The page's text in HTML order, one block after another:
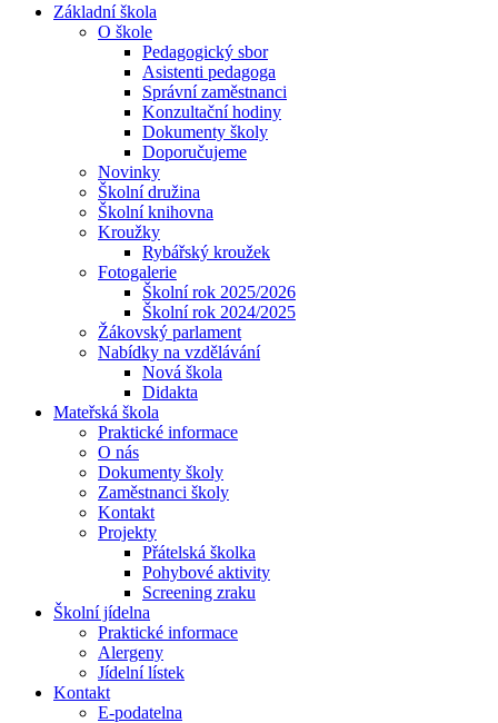
Základní škola
O škole
Pedagogický sbor
Asistenti pedagoga
Správní zaměstnanci
Konzultační hodiny
Dokumenty školy
Doporučujeme
Novinky
Školní družina
Školní knihovna
Kroužky
Rybářský kroužek
Fotogalerie
Školní rok 2025/2026
Školní rok 2024/2025
Žákovský parlament
Nabídky na vzdělávání
Nová škola
Didakta
Mateřská škola
Praktické informace
O nás
Dokumenty školy
Zaměstnanci školy
Kontakt
Projekty
Přátelská školka
Pohybové aktivity
Screening zraku
Školní jídelna
Praktické informace
Alergeny
Jídelní lístek
Kontakt
E-podatelna